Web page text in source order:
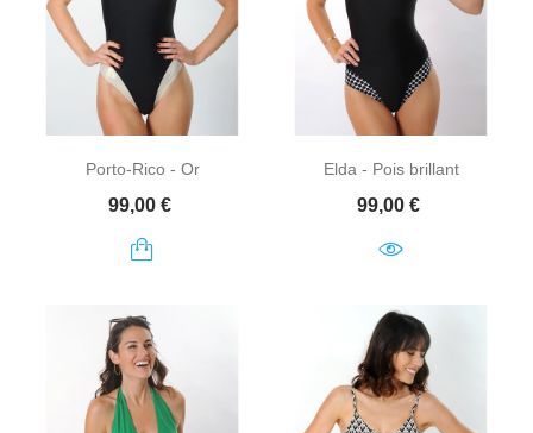
Porto-Rico - Or
Prix
99,00 €
Elda - Pois brillant
Prix
99,00 €